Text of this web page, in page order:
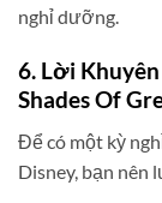
nghỉ dưỡng.
6. Lời
Shades Of
Để có một kỳ
Disney, bạn nên